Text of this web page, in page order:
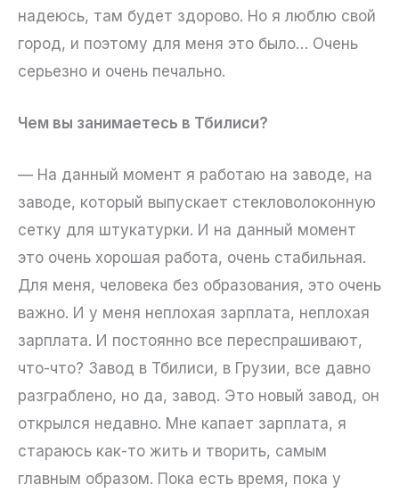
надеюсь, там будет здорово. Но я люблю свой
город, и поэтому для меня это было… Очень
серьезно и очень печально.
Чем вы занимаетесь в Тбилиси?
— На данный момент я работаю на заводе, на
заводе, который выпускает стекловолоконную
сетку для штукатурки. И на данный момент
это очень хорошая работа, очень стабильная.
Для меня, человека без образования, это очень
важно. И у меня неплохая зарплата, неплохая
зарплата. И постоянно все переспрашивают,
что-что? Завод в Тбилиси, в Грузии, все давно
разграблено, но да, завод. Это новый завод, он
открылся недавно. Мне капает зарплата, я
стараюсь как-то жить и творить, самым
главным образом. Пока есть время, пока у